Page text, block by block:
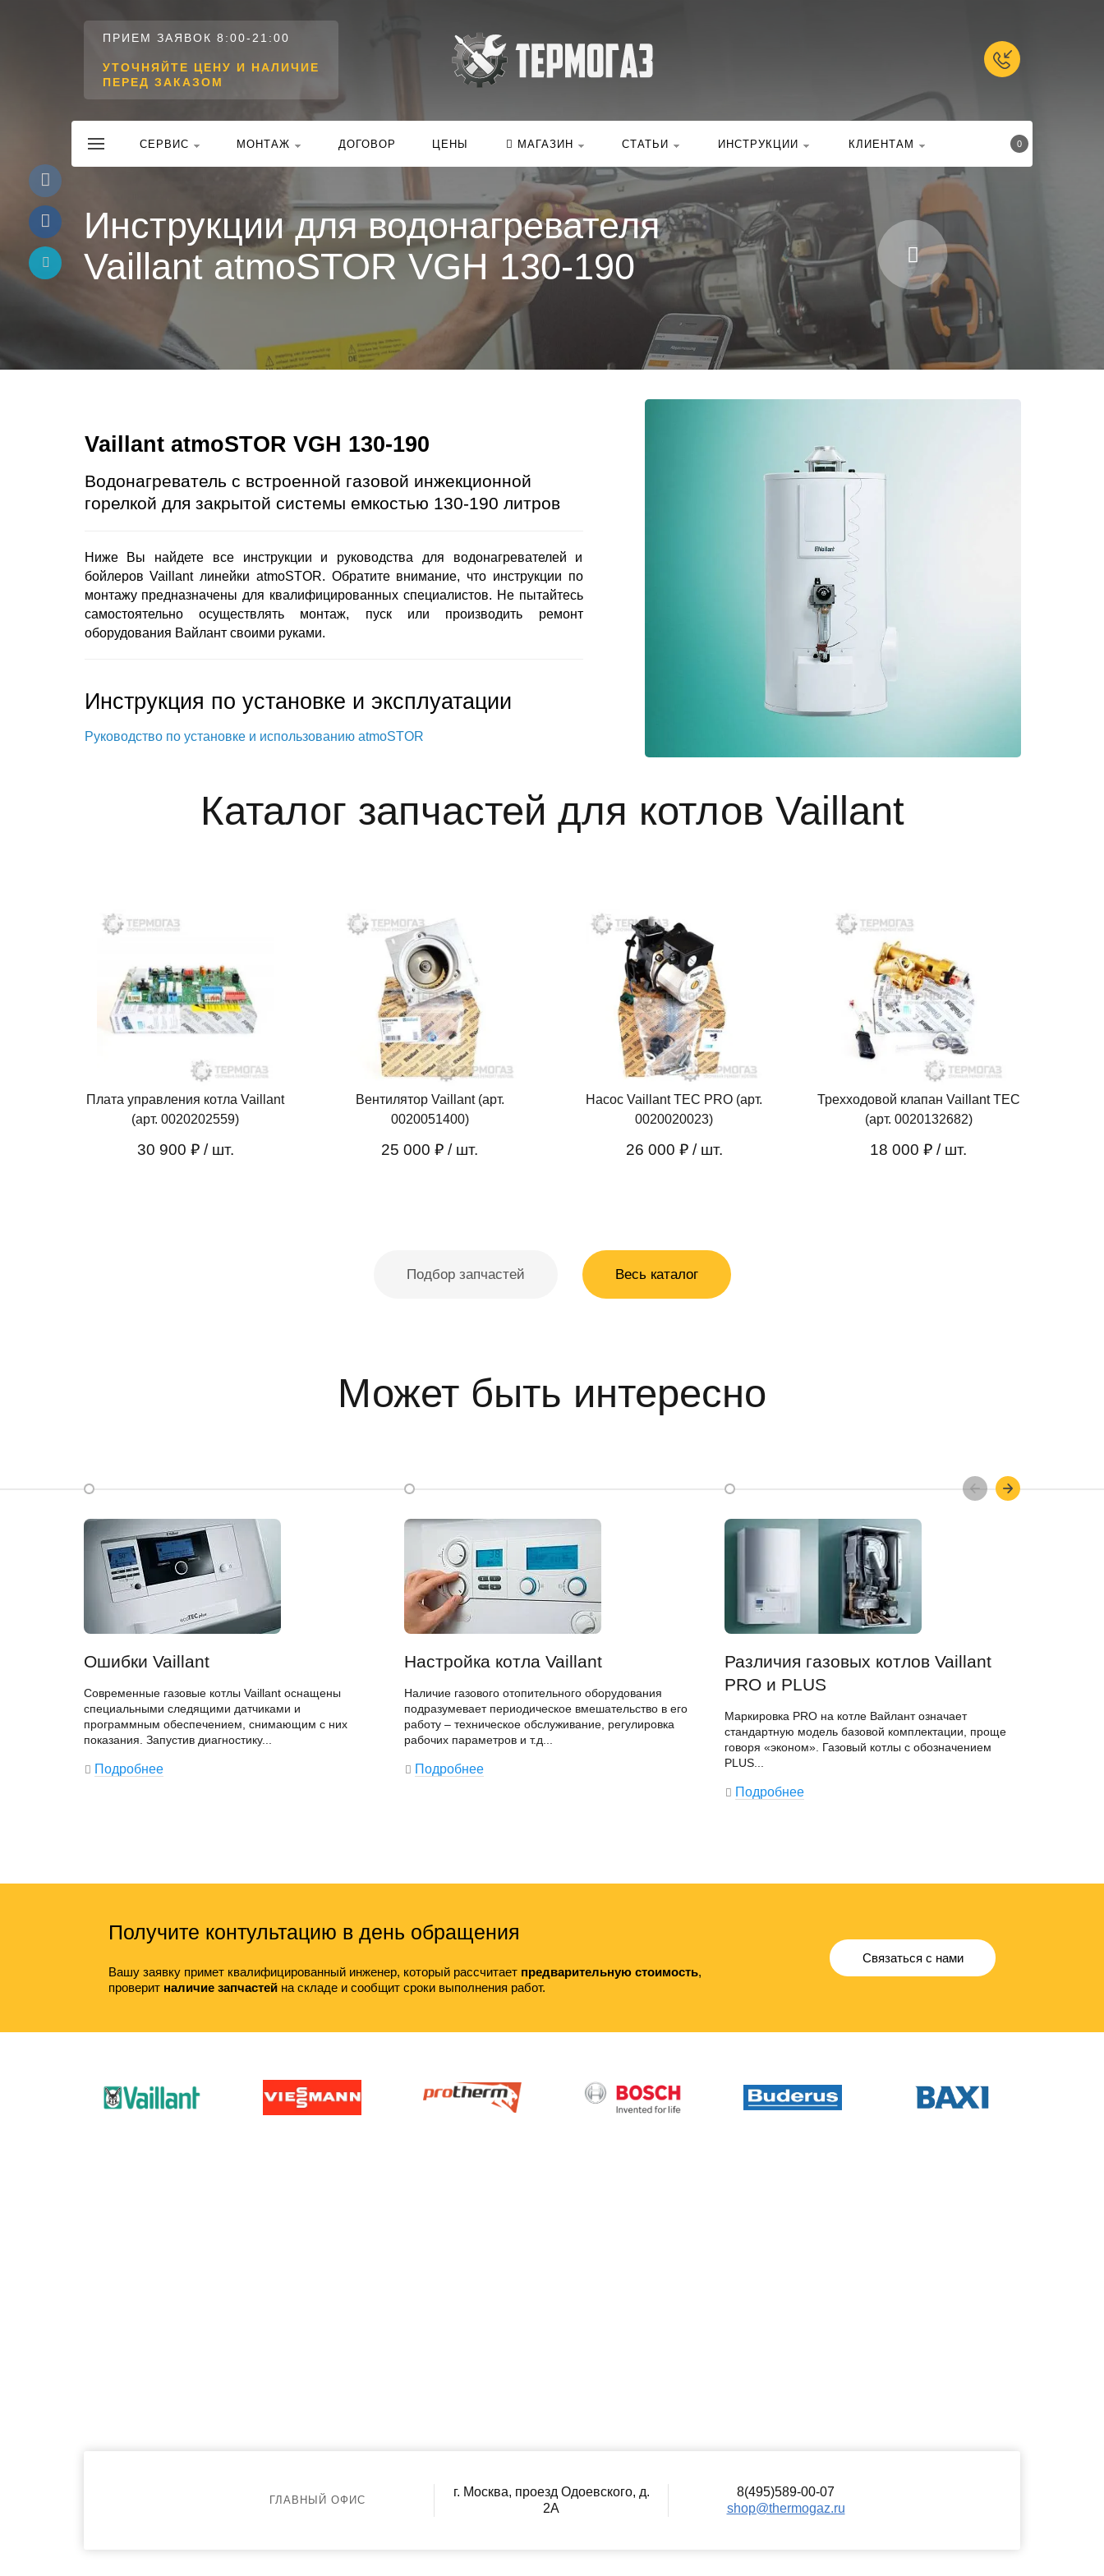
ПРИЕМ ЗАЯВОК 8:00-21:00
УТОЧНЯЙТЕ ЦЕНУ И НАЛИЧИЕ
ПЕРЕД ЗАКАЗОМ
CЕРВИС МОНТАЖ ДОГОВОР ЦЕНЫ МАГАЗИН СТАТЬИ ИНСТРУКЦИИ КЛИЕНТАМ 0
Инструкции для водонагревателя
Vaillant atmoSTOR VGH 130-190
Vaillant atmoSTOR VGH 130-190
Водонагреватель с встроенной газовой инжекционной
горелкой для закрытой системы емкостью 130-190 литров
Ниже Вы найдете все инструкции и руководства для водонагревателей и
бойлеров Vaillant линейки atmoSTOR. Обратите внимание, что инструкции по
монтажу предназначены для квалифицированных специалистов. Не пытайтесь
самостоятельно осуществлять монтаж, пуск или производить ремонт
оборудования Вайлант своими руками.
Инструкция по установке и эксплуатации
Руководство по установке и использованию atmoSTOR
Каталог запчастей для котлов Vaillant
Плата управления котла Vaillant
(арт. 0020202559)
30 900 ₽/ шт.
Вентилятор Vaillant (арт.
0020051400)
25 000 ₽ / шт.
Насос Vaillant TEC PRO (арт.
0020020023)
26 000 ₽/ шт.
Трехходовой клапан Vaillant TEC
(арт. 0020132682)
18 000 ₽ / шт.
Подбор запчастей Весь каталог
Может быть интересно
Ошибки Vaillant
Современные газовые котлы Vaillant оснащены
специальными следящими датчиками и
программным обеспечением, снимающим с них
показания. Запустив диагностику...
Подробнее
Настройка котла Vaillant
Наличие газового отопительного оборудования
подразумевает периодическое вмешательство в его
работу – техническое обслуживание, регулировка
рабочих параметров и т.д...
Подробнее
Различия газовых котлов Vaillant
PRO и PLUS
Маркировка PRO на котле Вайлант означает
стандартную модель базовой комплектации, проще
говоря «эконом». Газовый котлы с обозначением
PLUS...
Подробнее
Получите контультацию в день обращения
Вашу заявку примет квалифицированный инженер, который рассчитает предварительную стоимость,
проверит наличие запчастей на складе и сообщит сроки выполнения работ.
Связаться с нами
ГЛАВНЫЙ ОФИС
г. Москва, проезд Одоевского, д.
2А
8(495)589-00-07
shop@thermogaz.ru